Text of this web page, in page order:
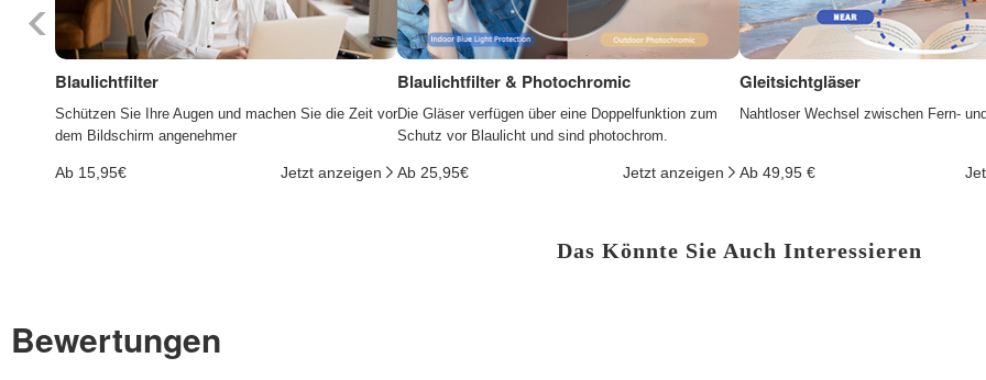
Blaulichtfilter
Schützen Sie Ihre Augen und machen Sie die Zeit vor
dem Bildschirm angenehmer
Ab 15,95€ Jetzt anzeigen
Blaulichtfilter & Photochromic
Die Gläser verfügen über eine Doppelfunktion zum
Schutz vor Blaulicht und sind photochrom.
Ab 25,95€ Jetzt anzeigen
Gleitsichtgläser
Nahtloser Wechsel zwischen Fern-
Ab 49,95 €
Das Könnte Sie Auch Interessieren
Bewertungen